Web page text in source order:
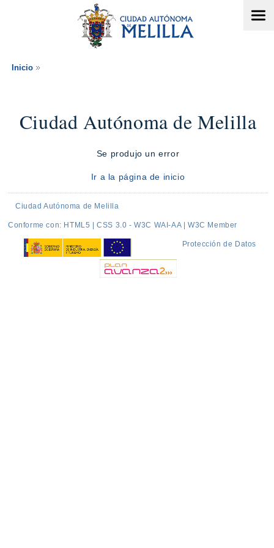
Inicio
Ciudad Autónoma de Melilla
Se produjo un error
Ir a la página de inicio
Ciudad Autónoma de Melilla
Conforme con: HTML5 | CSS 3.0 - W3C WAI-AA | W3C Member
Protección de Datos